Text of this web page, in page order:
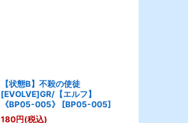
【状態B】不殺の使徒
[EVOLVE]GR/【エルフ】
《BP05-005》
[BP05-005]
180円(税込)